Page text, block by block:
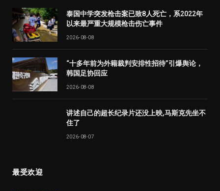
泰国中学突发枪击案已致8人死亡，系2022年
以来最严重大规模枪击伤亡事件
2026-08-08
“十多年前为外籍裁判安排性招待”引爆舆论，
韩国足协回应
2026-08-08
讲述自己的超长纪录片还没上映,马斯克先坐不
住了
2026-08-07
最受欢迎